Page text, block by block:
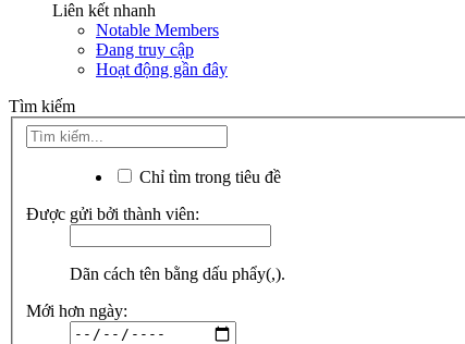
Liên kết nhanh
Notable Members
Đang truy cập
Hoạt động gần đây
Tìm kiếm
Chỉ tìm trong tiêu đề
Được gửi bởi thành viên:
Dãn cách tên bằng dấu phẩy(,).
Mới hơn ngày: